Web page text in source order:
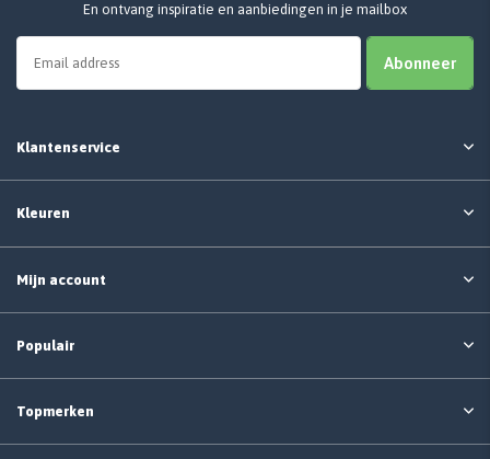
En ontvang inspiratie en aanbiedingen in je mailbox
Abonneer
Klantenservice
Kleuren
Mijn account
Populair
Topmerken